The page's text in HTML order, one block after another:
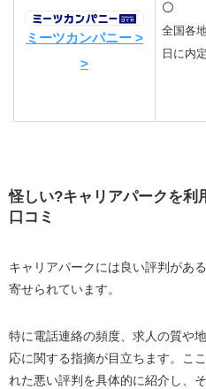
ミーツカンパニー >
>
〇
全国各
日に内
怪しい?キャリアパークを利
口コミ
キャリアパークには良い評判があ
寄せられています。
特に電話連絡の頻度、求人の質や
応に関する指摘が目立ちます。こ
れた悪い評判を具体的に紹介し、